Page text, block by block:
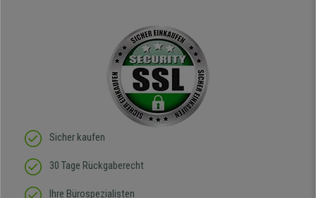
Sicher kaufen
30 Tage Rückgaberecht
Ihre Bürospezialisten